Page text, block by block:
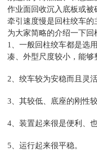
作业面回收沉入底板或
牵引速度慢是回柱绞车的
为大家简略的介绍一下回
1、一般回柱绞车都是选
凑、外型尺度较小，能够
2、绞车较为安稳而且灵活
3、其较低、底座的刚性较
4、装置起来很是便利、
5、运行起来很平稳。